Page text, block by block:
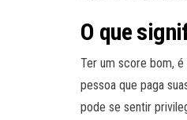
O que
Ter um score bom,
pessoa que paga
pode se sentir